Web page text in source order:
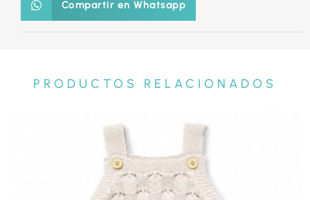
Compartir en Whatsapp
PRODUCTOS RELACIONADOS